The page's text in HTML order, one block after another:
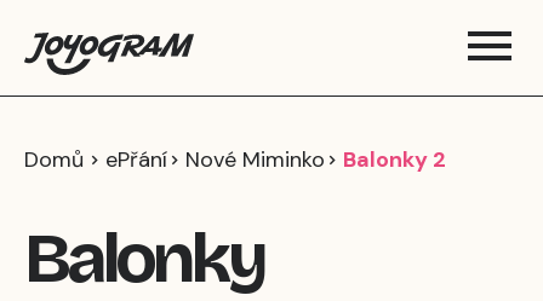
Domů ePřání Nové Miminko Balonky 2
Balonky